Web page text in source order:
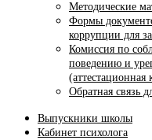
Методические
Формы
коррупции для
Комиссия по
поведению и
(аттестационная
Обратная связь
Выпускники школы
Кабинет психолога